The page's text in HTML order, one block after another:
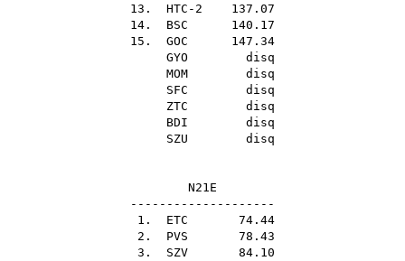
13. HTC-2 137.07
14. BSC 140.17
15. GOC 147.34
GYO disq
MOM disq
SFC disq
ZTC disq
BDI disq
SZU disq
N21E
--------------------
1. ETC 74.44
2. PVS 78.43
3. SZV 84.10